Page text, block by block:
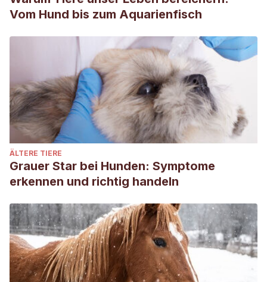
Vom Hund bis zum Aquarienfisch
ÄLTERE TIERE
Grauer Star bei Hunden: Symptome
erkennen und richtig handeln